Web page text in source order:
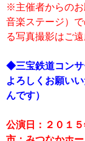
※主催者からのお
音楽ステージ）
る写真撮影はご
◆三宝鉄道コンサ
よろしくお願い
んです）
公演日：２０１